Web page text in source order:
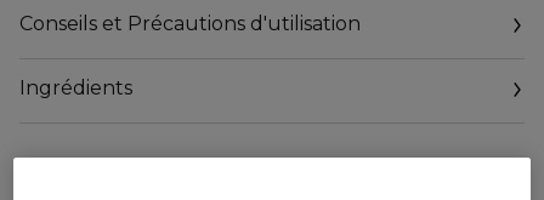
crémeuse. Elle créée une tension entre chaleur et
puissance d'un côté, et fragilité et froideur de l'autre.
L'Eau de Parfum Rouge Malachite révèle une tubéreuse
obsessionnel.
Conseils et Précautions d'utilisation
Ingrédients